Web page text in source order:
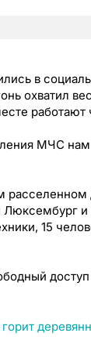
в
охватил
МЧС
и
15